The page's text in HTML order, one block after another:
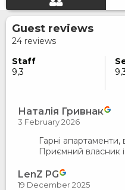
Guest reviews
24 reviews
Staff
9,3
Наталія Гривнак
3 February 2026
Гарні апартаменти,
Приємний власник
LenZ PG
19 December 2025